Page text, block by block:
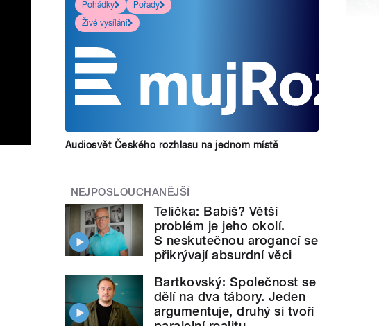
Pohádky
Pořady
Živé vysílání
Audiosvět Českého rozhlasu na jednom místě
NEJPOSLOUCHANĚJŠÍ
Telička: Babiš? Větší
problém je jeho okolí.
S neskutečnou arogancí se
přikrývají absurdní věci
Bartkovský: Společnost se
dělí na dva tábory. Jeden
argumentuje, druhý si tvoří